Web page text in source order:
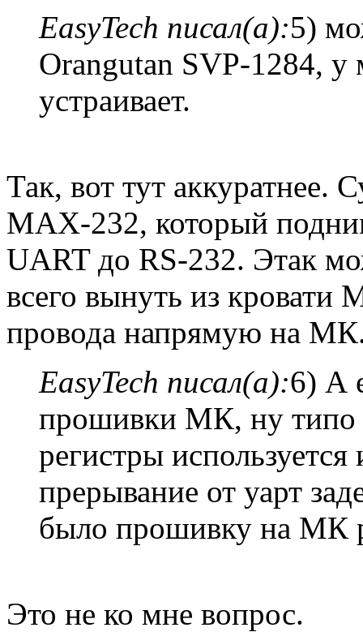
EasyTech писал(а):5)
Orangutan SVP-1284, у
устраивает.
Так, вот тут аккуратнее.
MAX-232, который
UART до RS-232. Этак
всего вынуть из
провода напрямую на
EasyTech писал(а):6) А
прошивки МК, ну типо
регистры
прерывание от уарт
было прошивку на МК
Это не ко мне вопрос.